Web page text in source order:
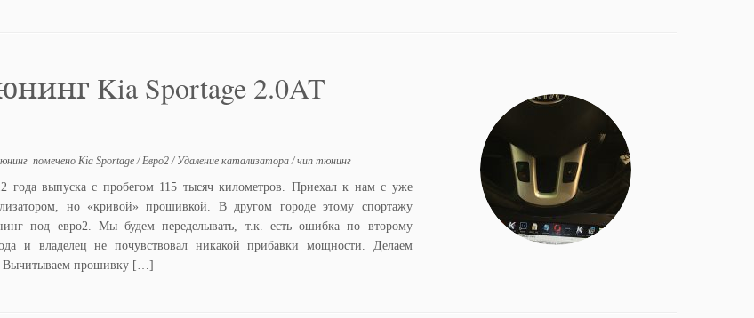
Kia Sportage 2.0AT
помечено Kia Sportage/Евро2/ Удаление катализатора/чип тюнинг
года выпуска с пробегом 115 тысяч километров. Приехал к нам с уже
но «кривой» прошивкой. В другом городе этому спортажу
под евро2. Мы будем переделывать, т.к. есть ошибка по второму
и владелец не почувствовал никакой прибавки мощности. Делаем
Вычитываем прошивку […]